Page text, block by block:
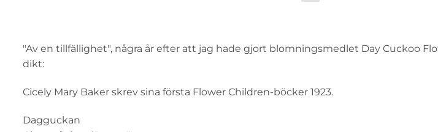
"Av en tillfällighet", några år efter att jag hade gjort blomningsmedlet Day Cuckoo
dikt:
Cicely Mary Baker skrev sina första Flower Children-böcker 1923.
Dagguckan